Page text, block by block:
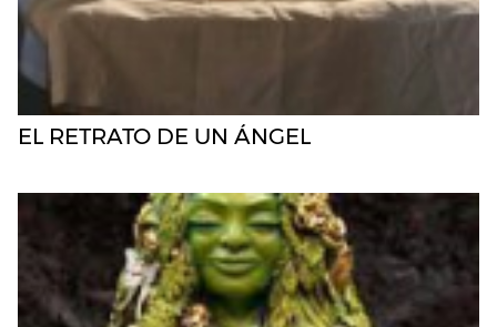
EL RETRATO DE UN ÁNGEL